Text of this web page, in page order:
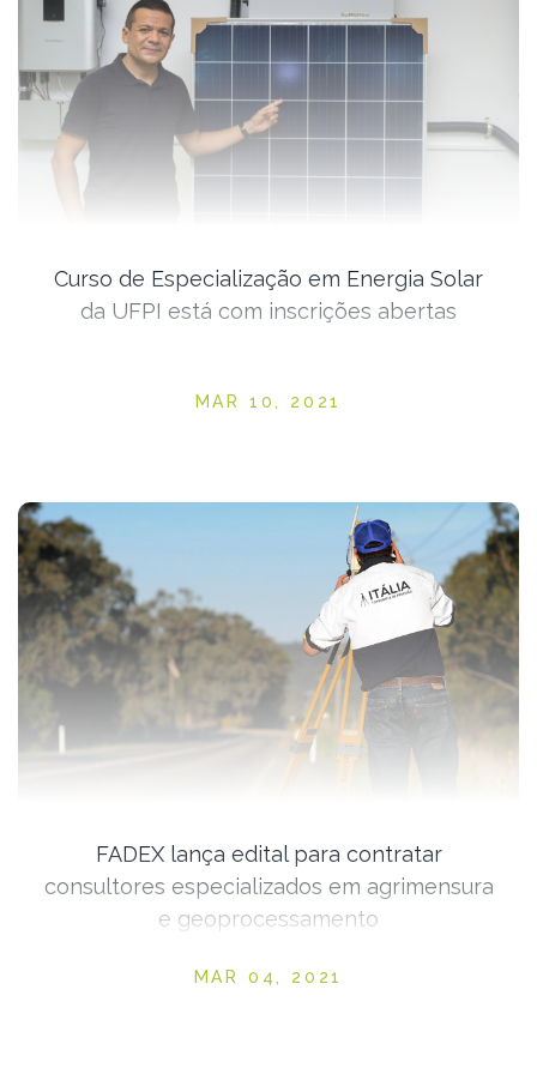
Curso de Especialização em Energia Solar
da UFPI está com inscrições abertas
Posted on
MAR 10, 2021
FADEX lança edital para contratar
consultores especializados em agrimensura
e geoprocessamento
Posted on
MAR 04, 2021